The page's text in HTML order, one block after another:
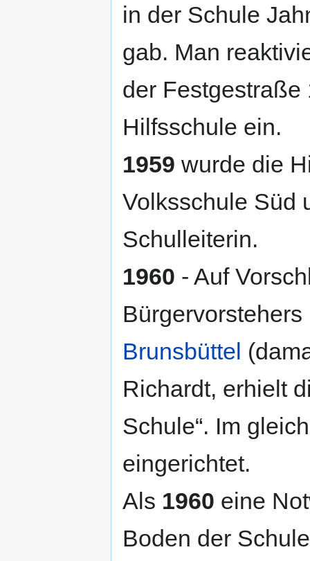
in der Schule
gab. Man
der Festgestraße
Hilfsschule ein.
1959 wurde die
Volksschule Süd
Schulleiterin.
1960 - Auf
Brunsbüttel
Richardt, erhielt
Schule“. Im
eingerichtet.
Als 1960 eine
Boden der